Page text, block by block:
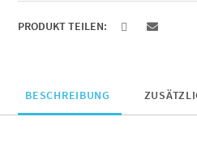
PRODUKT TEILEN:
BESCHREIBUNG